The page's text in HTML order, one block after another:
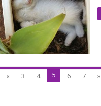
« 3 4 5 6 7 »